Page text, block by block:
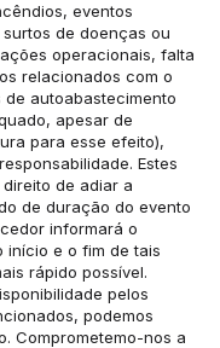
eventos
de doenças ou
operacionais, falta
relacionados com o
autoabastecimento
apesar de
para esse efeito),
Estes
de adiar a
de duração do evento
informará o
início e o fim de tais
rápido possível.
pelos
podemos
Comprometemo-nos a